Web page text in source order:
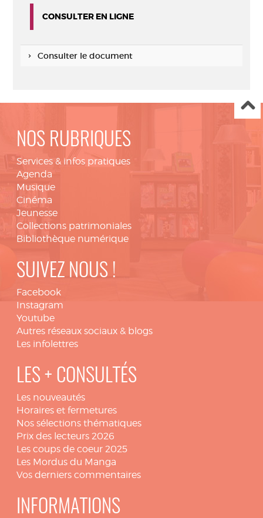
CONSULTER EN LIGNE
Consulter le document
NOS RUBRIQUES
Services & infos pratiques
Agenda
Musique
Cinéma
Jeunesse
Collections patrimoniales
Bibliothèque numérique
SUIVEZ NOUS !
Facebook
Instagram
Youtube
Autres réseaux sociaux & blogs
Les infolettres
LES + CONSULTÉS
Les nouveautés
Horaires et fermetures
Nos sélections thématiques
Prix des lecteurs 2026
Les coups de coeur 2025
Les Mordus du Manga
Vos derniers commentaires
INFORMATIONS